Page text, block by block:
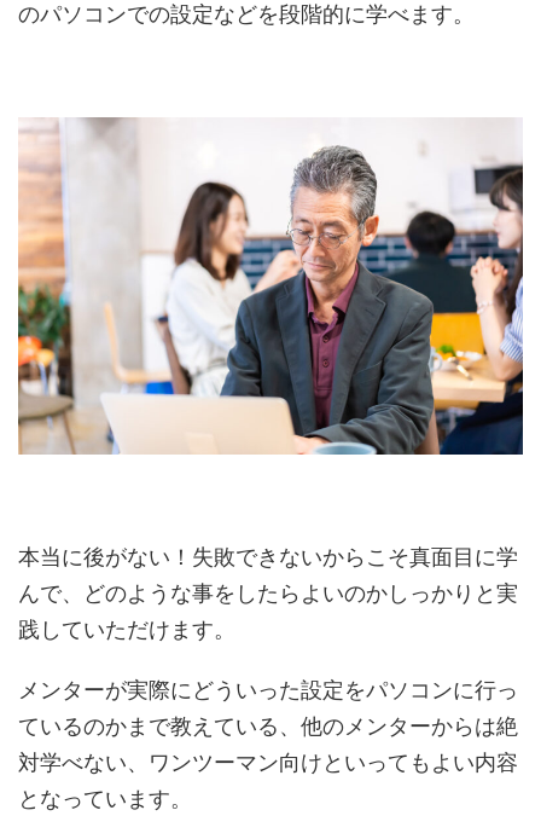
のパソコンでの設定などを段階的に学べます。
本当に後がない！失敗できないからこそ真面目に学
んで、どのような事をしたらよいのかしっかりと実
践していただけます。
メンターが実際にどういった設定をパソコンに行っ
ているのかまで教えている、他のメンターからは絶
対学べない、ワンツーマン向けといってもよい内容
となっています。